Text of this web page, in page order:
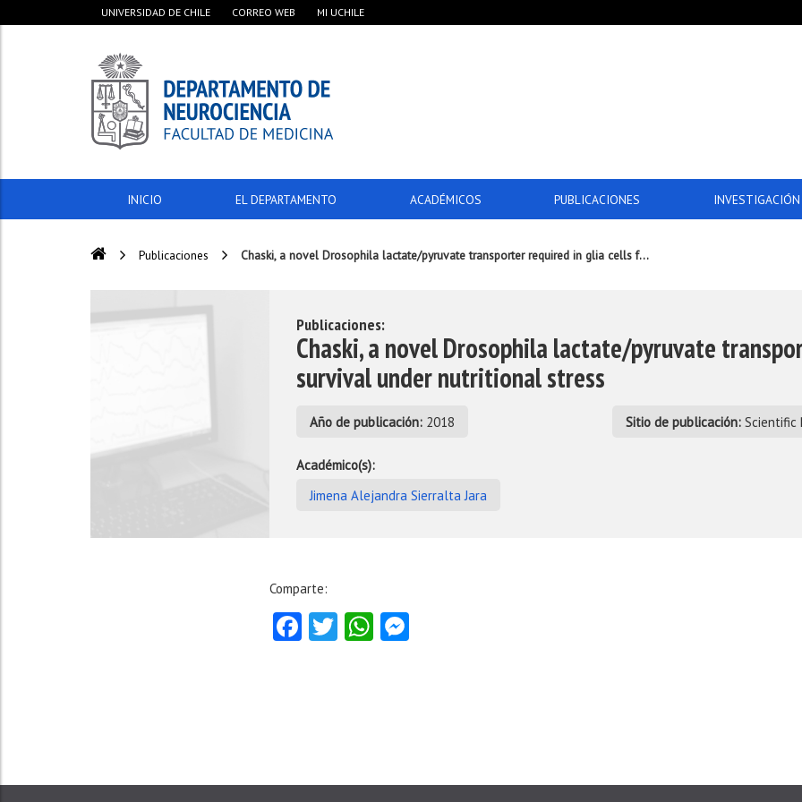
UNIVERSIDAD DE CHILE CORREO WEB MI UCHILE
INICIO EL DEPARTAMENTO ACADÉMICOS PUBLICACIONES INVESTIGACIÓN
Publicaciones Chaski, a novel Drosophila lactate/pyruvate transporter required in glia cells f...
Publicaciones:
Chaski, a novel Drosophila lactate/pyruvate
survival under nutritional stress
Año de publicación:2018 Sitio de publicación:Scientific
Académico(s):
Jimena Alejandra Sierralta Jara
Comparte:
Facebook
TwitterWhatsApp
Messenger